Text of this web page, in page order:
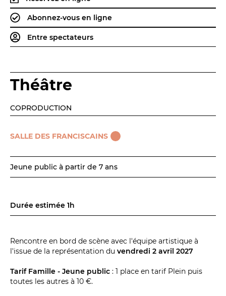
Espace relais
Newsletter
Réservez en ligne
Abonnez-vous en ligne
contact@theatredenice.org
ADMINISTRATION
04 93 13 90 90
#tnn06
Abonnez-vous en ligne
Entre spectateurs
Théâtre
COPRODUCTION
SALLE DES FRANCISCAINS
Jeune public à partir de 7 ans
Durée estimée 1h
Rencontre en bord de scène avec l'équipe artistique à
l'issue de la représentation du vendredi 2 avril 2027
Tarif Famille - Jeune public : 1 place en tarif Plein puis
toutes les autres à 10 €.